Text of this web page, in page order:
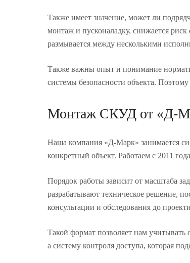
Также имеет значение, может ли
монтаж и пусконаладку, снижается
размывается между несколькими
Также важны опыт и понимание
системы безопасности объекта.
Монтаж СКУД от «Д-
Наша компания «Д-Марк» занимается
конкретный объект. Работаем с 2011
Порядок работы зависит от масштаба
разрабатывают техническое решение,
консультации и обследования до
Такой формат позволяет нам учитывать
а систему контроля доступа, которая